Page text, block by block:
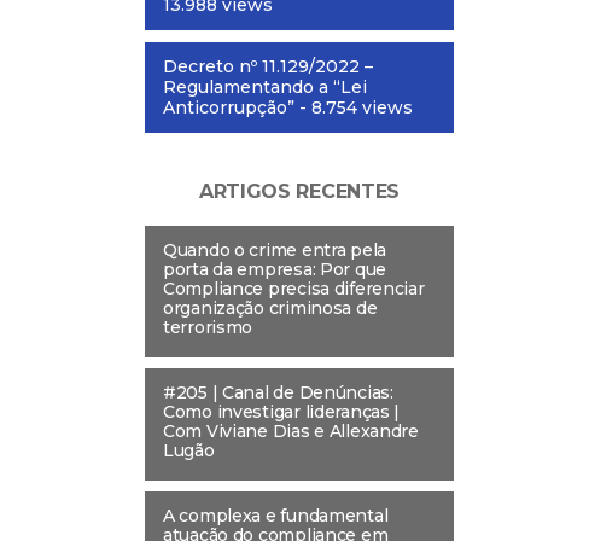
13.988 views
Decreto nº 11.129/2022 –
Regulamentando a “Lei
Anticorrupção” - 8.754 views
ARTIGOS RECENTES
Quando o crime entra pela
porta da empresa: Por que
Compliance precisa diferenciar
organização criminosa de
terrorismo
#205 | Canal de Denúncias:
Como investigar lideranças |
Com Viviane Dias e Allexandre
Lugão
A complexa e fundamental
atuação do compliance em